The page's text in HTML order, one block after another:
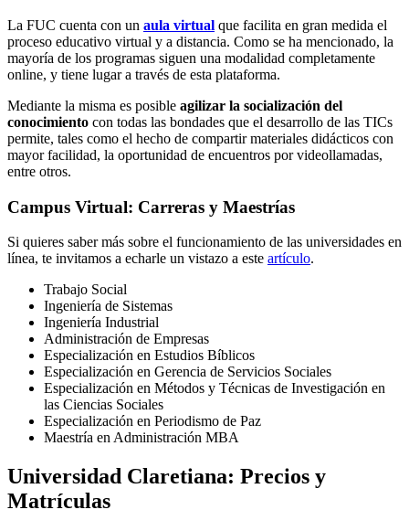
La FUC cuenta con un aula virtual que facilita en gran medida el
proceso educativo virtual y a distancia. Como se ha mencionado, la
mayoría de los programas siguen una modalidad completamente
online, y tiene lugar a través de esta plataforma.
Mediante la misma es posible agilizar la socialización del
conocimiento con todas las bondades que el desarrollo de las TICs
permite, tales como el hecho de compartir materiales didácticos con
mayor facilidad, la oportunidad de encuentros por videollamadas,
entre otros.
Campus Virtual: Carreras y Maestrías
Si quieres saber más sobre el funcionamiento de las universidades en
línea, te invitamos a echarle un vistazo a este artículo.
Trabajo Social
Ingeniería de Sistemas
Ingeniería Industrial
Administración de Empresas
Especialización en Estudios Bíblicos
Especialización en Gerencia de Servicios Sociales
Especialización en Métodos y Técnicas de Investigación en
las Ciencias Sociales
Especialización en Periodismo de Paz
Maestría en Administración MBA
Universidad Claretiana: Precios y
Matrículas